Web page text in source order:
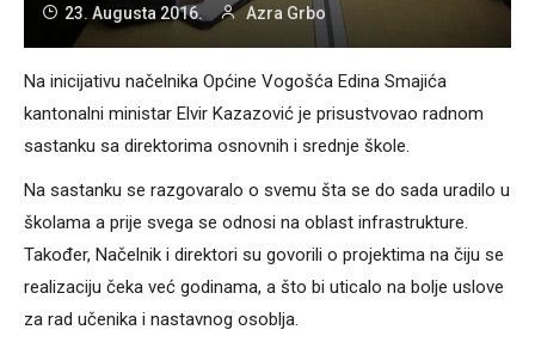
23. Augusta 2016. Azra Grbo
Na inicijativu načelnika Općine Vogošća Edina Smajića
kantonalni ministar Elvir Kazazović je prisustvovao radnom
sastanku sa direktorima osnovnih i srednje škole.
Na sastanku se razgovaralo o svemu šta se do sada uradilo u
školama a prije svega se odnosi na oblast infrastrukture.
Također, Načelnik i direktori su govorili o projektima na čiju se
realizaciju čeka već godinama, a što bi uticalo na bolje uslove
za rad učenika i nastavnog osoblja.